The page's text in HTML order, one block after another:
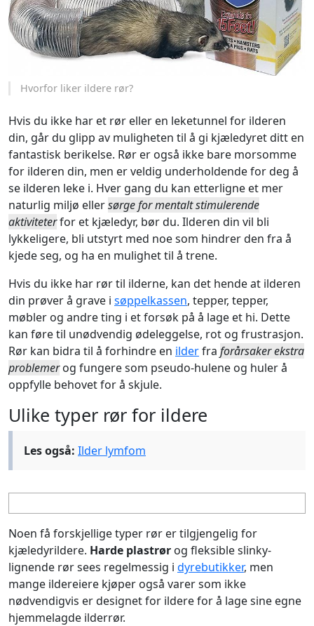
Hvorfor liker ildere rør?
Hvis du ikke har et rør eller en leketunnel for ilderen
din, går du glipp av muligheten til å gi kjæledyret ditt en
fantastisk berikelse. Rør er også ikke bare morsomme
for ilderen din, men er veldig underholdende for deg å
se ilderen leke i. Hver gang du kan etterligne et mer
naturlig miljø ellersørge for mentalt stimulerende
aktiviteterfor et kjæledyr, bør du. Ilderen din vil bli
lykkeligere, bli utstyrt med noe som hindrer den fra å
kjede seg, og ha en mulighet til å trene.
Hvis du ikke har rør til ilderne, kan det hende at ilderen
din prøver å grave i søppelkassen, tepper, tepper,
møbler og andre ting i et forsøk på å lage et hi. Dette
kan føre til unødvendig ødeleggelse, rot og frustrasjon.
Rør kan bidra til å forhindre en ilderfra forårsaker ekstra
problemerog fungere som pseudo-hulene og huler å
oppfylle behovet for å skjule.
Ulike typer rør for ildere
Les også: Ilder lymfom
Noen få forskjellige typer rør er tilgjengelig for
kjæledyrildere. Harde plastrør og fleksible slinky-
lignende rør sees regelmessig i dyrebutikker, men
mange ildereiere kjøper også varer som ikke
nødvendigvis er designet for ildere for å lage sine egne
hjemmelagde ilderrør.